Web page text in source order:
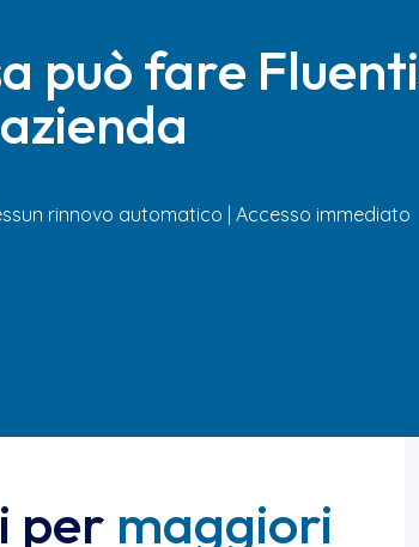
può fare
rinnovo automatico | Accesso immediato
per maggiori